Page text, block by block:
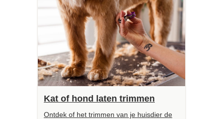
Kat of hond laten trimmen
Ontdek of het trimmen van je huisdier de